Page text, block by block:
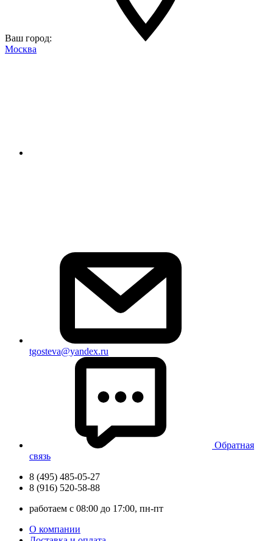
Ваш город:
Москва
tgosteva@yandex.ru
Обратная
связь
8 (495) 485-05-27
8 (916) 520-58-88
работаем с 08:00 до 17:00, пн-пт
О компании